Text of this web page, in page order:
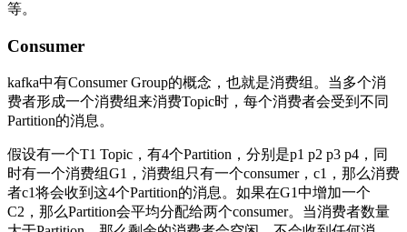
等。
Consumer
kafka中有Consumer Group的概念，也就是消费组。当多个消
费者形成一个消费组来消费Topic时，每个消费者会受到不同
Partition的消息。
假设有一个T1 Topic，有4个Partition，分别是p1 p2 p3 p4，同
时有一个消费组G1，消费组只有一个consumer，c1，那么消费
者c1将会收到这4个Partition的消息。如果在G1中增加一个
C2，那么Partition会平均分配给两个consumer。当消费者数量